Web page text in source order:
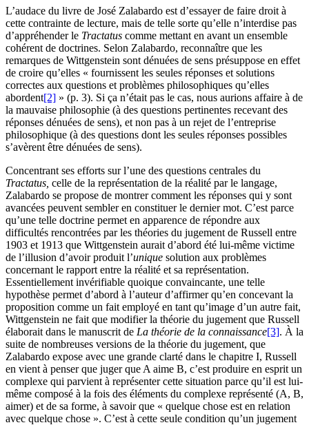
L’audace du livre de José Zalabardo est d’essayer de faire droit à
cette contrainte de lecture, mais de telle sorte qu’elle n’interdise pas
d’appréhender le Tractatus comme mettant en avant un ensemble
cohérent de doctrines. Selon Zalabardo, reconnaître que les
remarques de Wittgenstein sont dénuées de sens présuppose en effet
de croire qu’elles « fournissent les seules réponses et solutions
correctes aux questions et problèmes philosophiques qu’elles
abordent[2] » (p. 3). Si ça n’était pas le cas, nous aurions affaire à de
la mauvaise philosophie (à des questions pertinentes recevant des
réponses dénuées de sens), et non pas à un rejet de l’entreprise
philosophique (à des questions dont les seules réponses possibles
s’avèrent être dénuées de sens).
Concentrant ses efforts sur l’une des questions centrales du
Tractatus, celle de la représentation de la réalité par le langage,
Zalabardo se propose de montrer comment les réponses qui y sont
avancées peuvent sembler en constituer le dernier mot. C’est parce
qu’une telle doctrine permet en apparence de répondre aux
difficultés rencontrées par les théories du jugement de Russell entre
1903 et 1913 que Wittgenstein aurait d’abord été lui-même victime
de l’illusion d’avoir produit l’unique solution aux problèmes
concernant le rapport entre la réalité et sa représentation.
Essentiellement invérifiable quoique convaincante, une telle
hypothèse permet d’abord à l’auteur d’affirmer qu’en concevant la
proposition comme un fait employé en tant qu’image d’un autre fait,
Wittgenstein ne fait que modifier la théorie du jugement que Russell
élaborait dans le manuscrit de La théorie de la connaissance[3]. À la
suite de nombreuses versions de la théorie du jugement, que
Zalabardo expose avec une grande clarté dans le chapitre I, Russell
en vient à penser que juger que A aime B, c’est produire en esprit un
complexe qui parvient à représenter cette situation parce qu’il est lui-
même composé à la fois des éléments du complexe représenté (A, B,
aimer) et de sa forme, à savoir que « quelque chose est en relation
avec quelque chose ». C’est à cette seule condition qu’un jugement